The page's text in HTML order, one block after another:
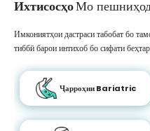
ИхтисосҳоМо
Имкониятҳои дастраси табобат бо
тиббӣ барои интихоб бо сифати
Ҷарроҳии Bariatric